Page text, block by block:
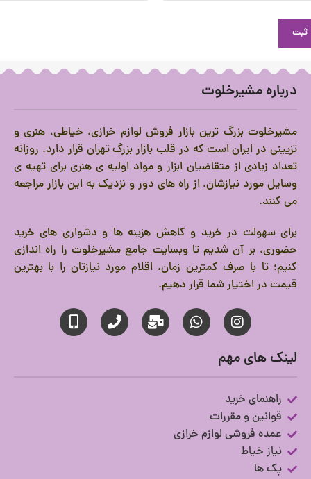
درباره مشیرخلوت
مشیرخلوت بزرگ ترین بازار فروش لوازم خرازی، خیاطی، هنری و
تزیینی در ایران است که در قلب بازار بزرگ تهران قرار دارد. روزانه
تعداد زیادی از متقاضیان ابزار و مواد اولیه ی هنری برای تهیه ی
وسایل مورد نیازشان، از راه های دور و نزدیک به این بازار مراجعه
می کنند.
برای سهولت در خرید و کاهش هزینه ها و دشواری های خرید
حضوری، بر آن شدیم تا وبسایت جامع مشیرخلوت را راه اندازی
کنیم؛ تا با صرف کمترین زمان، اقلام مورد نیازتان را با بهترین
قیمت در اختیار شما قرار دهیم.
لینک های مهم
راهنمای خرید
قوانین و مقررات
عمده فروشی لوازم خرازی
نیاز خیاط
پک ها